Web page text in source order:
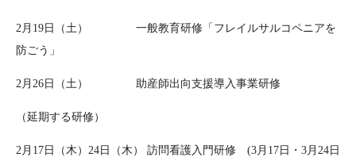
2月19日（土） 一般教育研修「フレイルサルコペニアを
防ごう」
2月26日（土） 助産師出向支援導入事業研修
（延期する研修）
2月17日（木）24日（木） 訪問看護入門研修 (3月17日・3月24日